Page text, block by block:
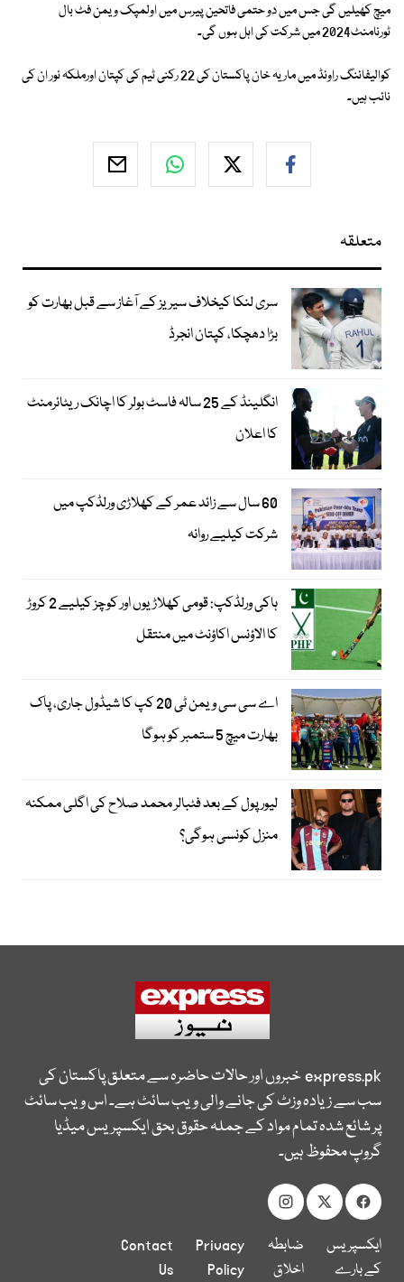
میچ کھیلیں گی جس میں دو حتمی فاتحین پیرس میں اولمپک ویمن فٹ بال
ٹورنامنٹ2024 میں شرکت کی اہل ہوں گی۔
کوالیفائنگ راونڈ میں ماریہ خان پاکستان کی 22 رکنی ٹیم کی کپتان اورملکہ نور ان کی
نائب ہیں۔
متعلقہ
سری لنکا کیخلاف سیریز کے آغاز سے قبل بھارت کو
بڑا دھچکا، کپتان انجرڈ
انگلینڈ کے 25 سالہ فاسٹ بولر کا اچانک ریٹائرمنٹ
کا اعلان
60 سال سے زائد عمر کے کھلاڑی ورلڈکپ میں
شرکت کیلیے روانہ
ہاکی ورلڈکپ: قومی کھلاڑیوں اور کوچز کیلیے 2 کروڑ
کا الاؤنس اکاؤنٹ میں منتقل
اے سی سی ویمن ٹی 20 کپ کا شیڈول جاری، پاک
بھارت میچ 5 ستمبر کو ہوگا
لیور پول کے بعد فٹبالر محمد صلاح کی اگلی ممکنہ
منزل کونسی ہوگی؟
express.pkخبروں اور حالات حاضرہ سے متعلق پاکستان کی
سب سے زیادہ وزٹ کی جانے والی ویب سائٹ ہے۔ اس ویب سائٹ
پر شائع شدہ تمام مواد کے جملہ حقوق بحق ایکسپریس میڈیا
گروپ محفوظ ہیں۔
ایکسپریس
کے بارے
ضابطہ
اخلاق
Privacy
Policy
Contact
Us